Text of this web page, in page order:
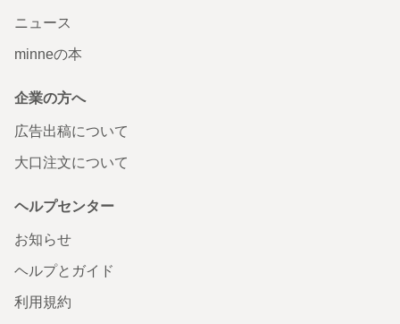
ニュース
minneの本
企業の方へ
広告出稿について
大口注文について
ヘルプセンター
お知らせ
ヘルプとガイド
利用規約